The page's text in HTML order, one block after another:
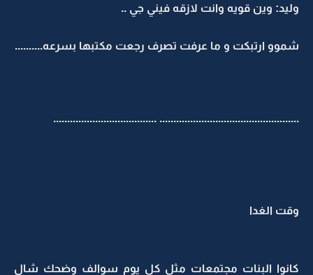
وليد: وين قويه وانت لازقه فيني جي ..
شموو ارتبكت و ما عرفت تصرف رجعت مكتبها بسرعه..........
..................................................
.....................................
وقت الغدا
كانوا البنات مجتمعات مثل كل يوم سوالف وضحك شال